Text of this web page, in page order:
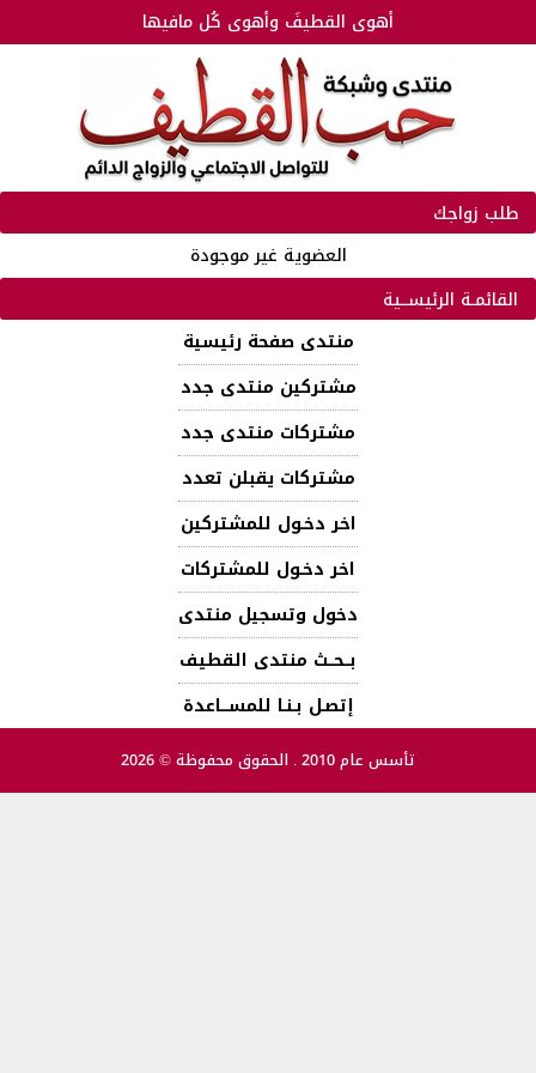
أهوى القطيفَ وأهوى كُل مافيها
طلب زواجك
العضوية غير موجودة
القائمـة الرئيســية
منتدى صفحة رئيسية
مشتركين منتدى جدد
مشتركات منتدى جدد
مشتركات يقبلن تعدد
اخر دخـول للمشتركين
اخر دخـول للمشتركات
دخول وتسجيل منتدى
بــحــث منتدى القطيف
إتصـل بـنـا للمســـاعدة
تأسس عام 2010 . الحقوق محفوظة © 2026